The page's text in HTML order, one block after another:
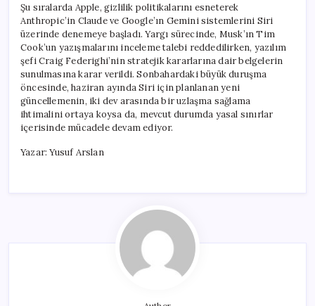
Şu sıralarda Apple, gizlilik politikalarını esneterek
Anthropic’in Claude ve Google’ın Gemini sistemlerini Siri
üzerinde denemeye başladı. Yargı sürecinde, Musk’ın Tim
Cook’un yazışmalarını inceleme talebi reddedilirken, yazılım
şefi Craig Federighi’nin stratejik kararlarına dair belgelerin
sunulmasına karar verildi. Sonbahardaki büyük duruşma
öncesinde, haziran ayında Siri için planlanan yeni
güncellemenin, iki dev arasında bir uzlaşma sağlama
ihtimalini ortaya koysa da, mevcut durumda yasal sınırlar
içerisinde mücadele devam ediyor.
Yazar: Yusuf Arslan